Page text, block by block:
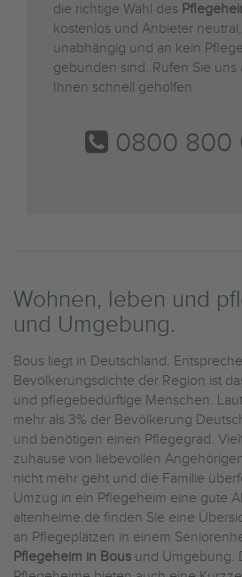
die richtige Wahl des
kostenlos und Anbieter
unabhängig und an kein
gebunden sind. Rufen Sie uns
Ihnen schnell geholfen:
0800 800
Wohnen, leben und
und Umgebung.
Bous liegt in Deutschland.
Bevölkerungsdichte der Region ist
und pflegebedürftige Menschen.
mehr als 3% der Bevölkerung
und benötigen einen Pflegegrad.
zuhause von liebevollen
nicht mehr geht und die Familie
Umzug in ein Pflegeheim eine gute
altenheime.de finden Sie eine
an Pflegeplätzen in einem
Pflegeheim in Bous und Umgebung.